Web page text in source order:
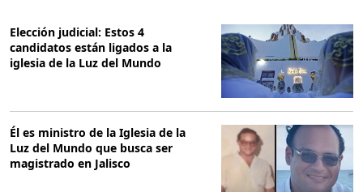
Elección judicial: Estos 4
candidatos están ligados a la
iglesia de la Luz del Mundo
Él es ministro de la Iglesia de la
Luz del Mundo que busca ser
magistrado en Jalisco